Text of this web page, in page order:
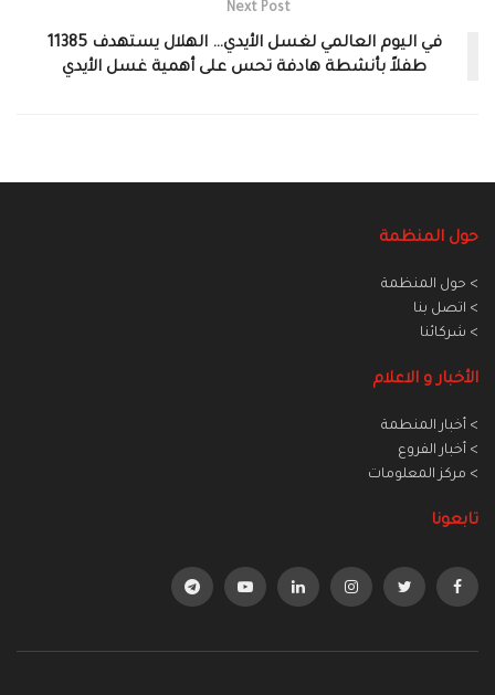
Next Post
في اليوم العالمي لغسل الأيدي… الهلال يستهدف 11385
طفلاً بأنشطة هادفة تحس على أهمية غسل الأيدي
حول المنظمة
> حول المنظمة
> اتصل بنا
> شركائنا
الأخبار و الاعلام
> أخبار المنطمة
> أخبار الفروع
> مركز المعلومات
تابعونا